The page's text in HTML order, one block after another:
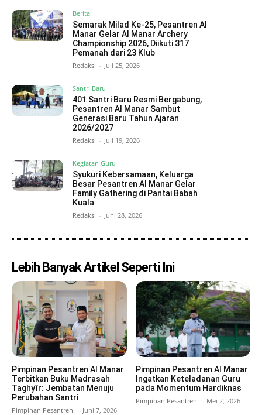
Berita
Semarak Milad Ke-25, Pesantren Al
Manar Gelar Al Manar Archery
Championship 2026, Diikuti 317
Pemanah dari 23 Klub
Redaksi - Juli 25, 2026
Santri Baru
401 Santri Baru Resmi Bergabung,
Pesantren Al Manar Sambut
Generasi Baru Tahun Ajaran
2026/2027
Redaksi - Juli 19, 2026
Kegiatan Guru
Syukuri Kebersamaan, Keluarga
Besar Pesantren Al Manar Gelar
Family Gathering di Pantai Babah
Kuala
Redaksi - Juni 28, 2026
Lebih Banyak Artikel Seperti Ini
Pimpinan Pesantren Al Manar
Terbitkan Buku Madrasah
Taghyīr: Jembatan Menuju
Perubahan Santri
Pimpinan Pesantren Juni 7, 2026
Pimpinan Pesantren Al Manar
Ingatkan Keteladanan Guru
pada Momentum Hardiknas
Pimpinan Pesantren Mei 2, 2026